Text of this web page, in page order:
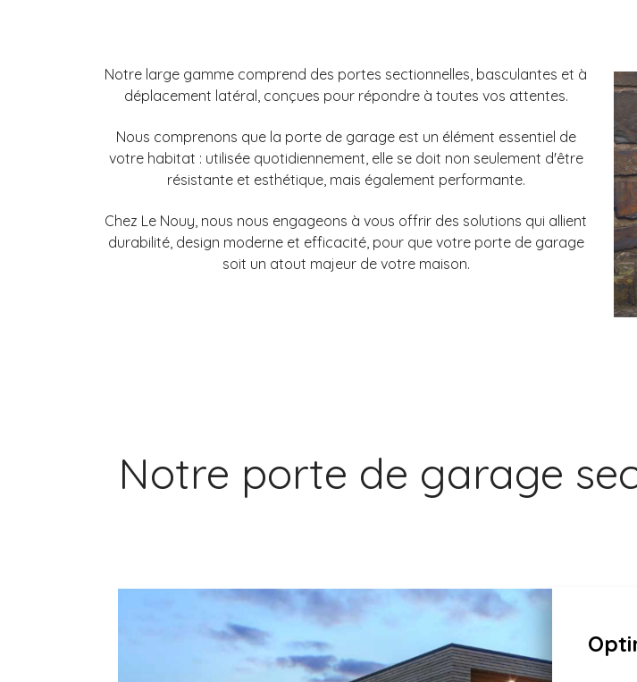
Notre large gamme comprend des portes sectionnelles, basculantes et à
déplacement latéral, conçues pour répondre à toutes vos attentes.
Nous comprenons que la porte de garage est un élément essentiel de
votre habitat : utilisée quotidiennement, elle se doit non seulement d'être
résistante et esthétique, mais également performante.
Chez Le Nouy, nous nous engageons à vous offrir des solutions qui allient
durabilité, design moderne et efficacité, pour que votre porte de garage
soit un atout majeur de votre maison.
Notre porte de garage